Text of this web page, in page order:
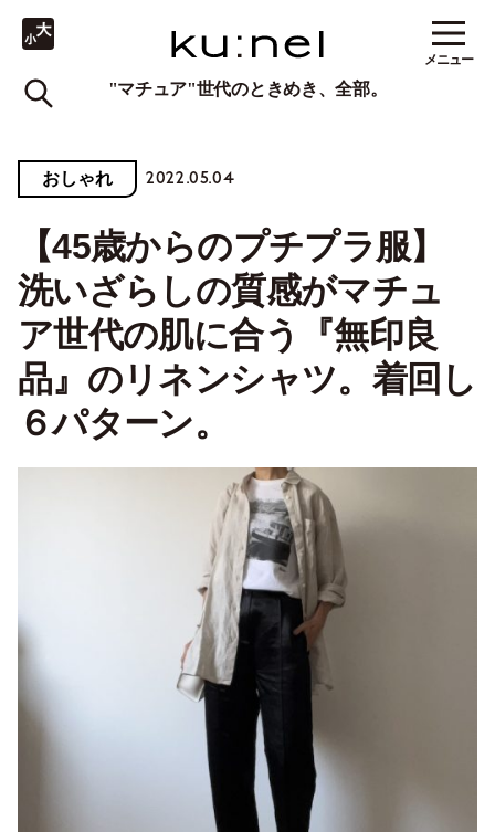
"マチュア"世代のときめき、全部。
メニュー
おしゃれ 2022.05.04
【45歳からのプチプラ服】
洗いざらしの質感がマチュ
ア世代の肌に合う『無印良
品』のリネンシャツ。着回し
６パターン。